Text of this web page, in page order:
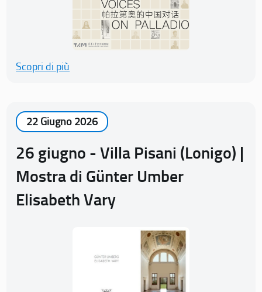
Scopri di più
22 Giugno 2026
26 giugno - Villa Pisani (Lonigo) |
Mostra di Günter Umber
Elisabeth Vary